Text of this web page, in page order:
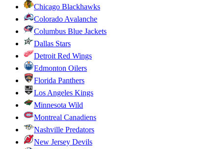
Chicago Blackhawks
Colorado Avalanche
Columbus Blue Jackets
Dallas Stars
Detroit Red Wings
Edmonton Oilers
Florida Panthers
Los Angeles Kings
Minnesota Wild
Montreal Canadiens
Nashville Predators
New Jersey Devils